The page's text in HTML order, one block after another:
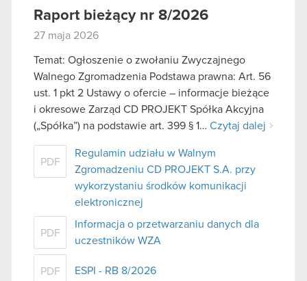
Raport bieżący nr 8/2026
27 maja 2026
Temat: Ogłoszenie o zwołaniu Zwyczajnego
Walnego Zgromadzenia Podstawa prawna: Art. 56
ust. 1 pkt 2 Ustawy o ofercie – informacje bieżące
i okresowe Zarząd CD PROJEKT Spółka Akcyjna
(„Spółka”) na podstawie art. 399 § 1… Czytaj dalej
PDF
Regulamin udziału w Walnym
Zgromadzeniu CD PROJEKT S.A. przy
wykorzystaniu środków komunikacji
elektronicznej
PDF
Informacja o przetwarzaniu danych dla
uczestników WZA
PDF ESPI - RB 8/2026